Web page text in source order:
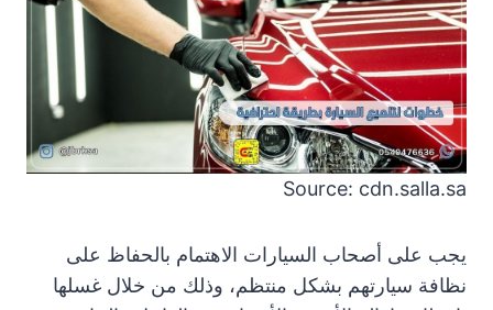
Source: cdn.salla.sa
يجب على أصحاب السيارات الاهتمام بالحفاظ على
نظافة سيارتهم بشكل منتظم، وذلك من خلال غسلها